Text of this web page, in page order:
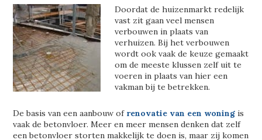
Doordat de huizenmarkt redelijk
vast zit gaan veel mensen
verbouwen in plaats van
verhuizen. Bij het verbouwen
wordt ook vaak de keuze gemaakt
om de meeste klussen zelf uit te
voeren in plaats van hier een
vakman bij te betrekken.
De basis van een aanbouw of renovatie van een woningis
vaak de betonvloer. Meer en meer mensen denken dat zelf
een betonvloer storten makkelijk te doen is, maar zij komen